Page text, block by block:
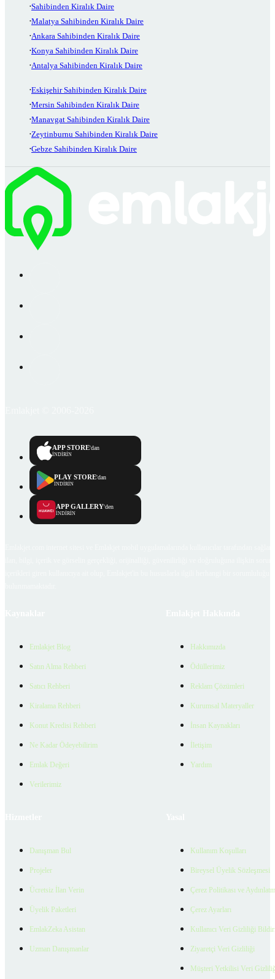
Sahibinden Kiralık Daire
Malatya Sahibinden Kiralık Daire
Ankara Sahibinden Kiralık Daire
Konya Sahibinden Kiralık Daire
Antalya Sahibinden Kiralık Daire
Eskişehir Sahibinden Kiralık Daire
Mersin Sahibinden Kiralık Daire
Manavgat Sahibinden Kiralık Daire
Zeytinburnu Sahibinden Kiralık Daire
Gebze Sahibinden Kiralık Daire
APP STORE'dan
İNDİRİN
PLAY STORE'dan
İNDİRİN
APP GALLERY'den
İNDİRİN
Emlakjet Blog
Satın Alma Rehberi
Satıcı Rehberi
Kiralama Rehberi
Konut Kredisi Rehberi
Ne Kadar Ödeyebilirim
Emlak Değeri
Verilerimiz
Hakkımızda
Ödüllerimiz
Reklam Çözümleri
Kurumsal Materyaller
İnsan Kaynakları
İletişim
Yardım
Danışman Bul
Projeler
Ücretsiz İlan Verin
Üyelik Paketleri
EmlakZeka Asistan
Uzman Danışmanlar
Kullanım Koşulları
Bireysel Üyelik Sözleşmesi
Çerez Politikası ve
Çerez Ayarları
Kullanıcı Veri Gizliliği
Ziyaretçi Veri Gizliliği
Müşteri Yetkilisi Veri